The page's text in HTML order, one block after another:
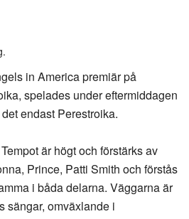
in America premiär på
spelades under eftermiddagen
endast Perestroika.
är högt och förstärks av
Prince, Patti Smith och förstås
i båda delarna. Väggarna är
sängar, omväxlande i